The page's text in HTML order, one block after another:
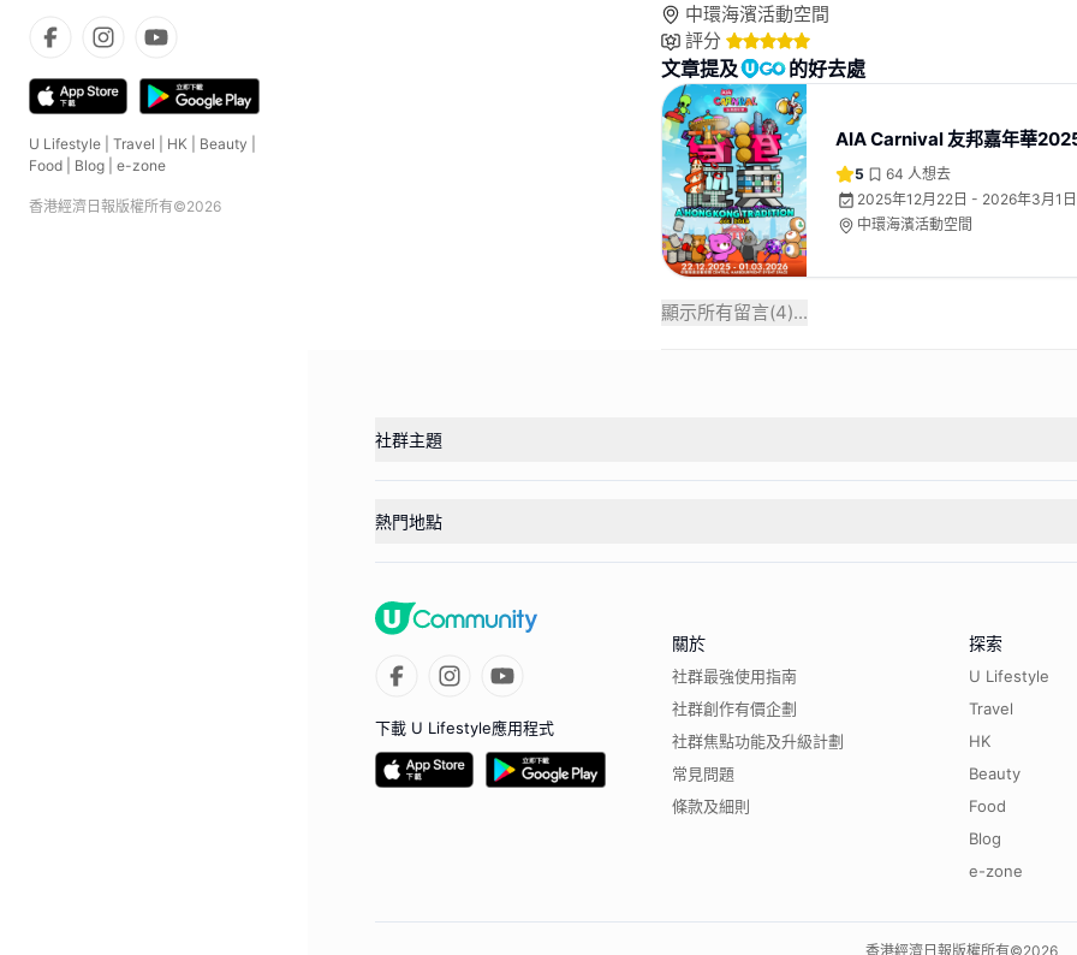
U Lifestyle Travel HK Beauty
Food
Blog e-zone
香港經濟日報版權所有©2026
中環海濱活動空間
評分
文章提及 的好去處
AIA Carnival 友邦嘉年華
5 64 人想去
2025年12月22日 - 2026年3月1日
中環海濱活動空間
顯示所有留言(4)...
社群主題
熱門地點
下載 U Lifestyle應用程式
關於
社群最強使用指南
社群創作有價企劃
社群焦點功能及升級計劃
常見問題
條款及細則
探索
U Lifestyle
Travel
HK
Beauty
Food
Blog
e-zone
香港經濟日報版權所有©2026